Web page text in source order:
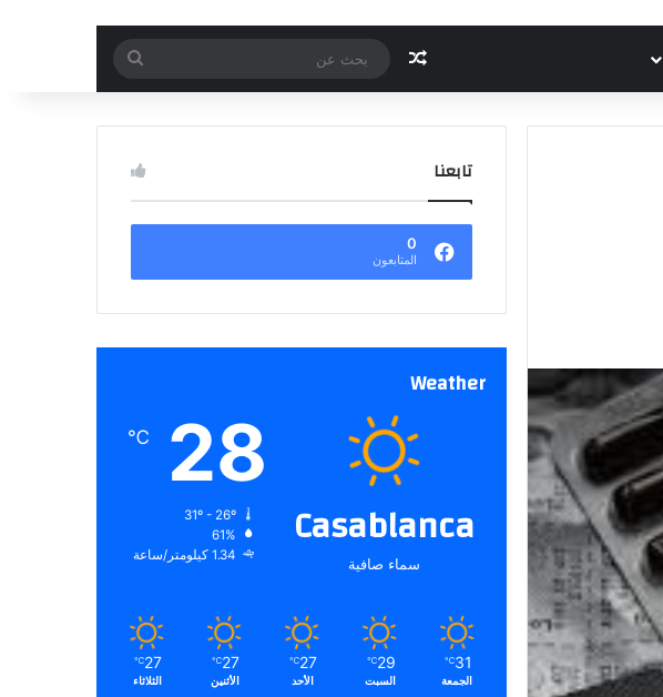
مقال عشوائي
بحث
عن
تابعنا
0
المتابعون
Weather
Casablanca
سماء صافية
28
℃
61%
1.34 كيلومتر/ساعة
31
℃
الجمعة
29
℃
السبت
27
℃
الأحد
27
℃
الأثنين
27
℃
الثلاثاء